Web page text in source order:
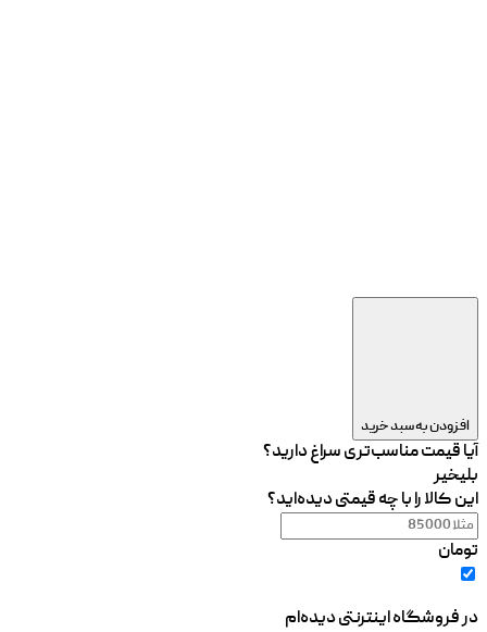
افزودن به سبد خرید
آیا قیمت مناسب‌تری سراغ دارید؟
بلیخیر
این کالا را با چه قیمتی دیده‌اید؟
تومان
در فروشگاه اینترنتی دیده‌ام